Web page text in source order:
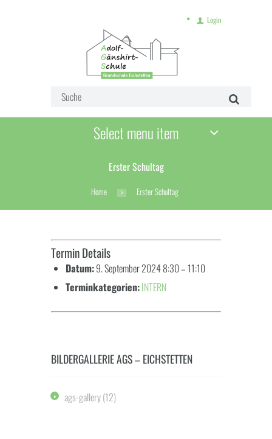
Login
Select menu item
Erster Schultag
Home Erster Schultag
Termin Details
Datum:9. September 2024 8:30–11:10
Terminkategorien:INTERN
BILDERGALLERIE AGS – EICHSTETTEN
ags-gallery(12)